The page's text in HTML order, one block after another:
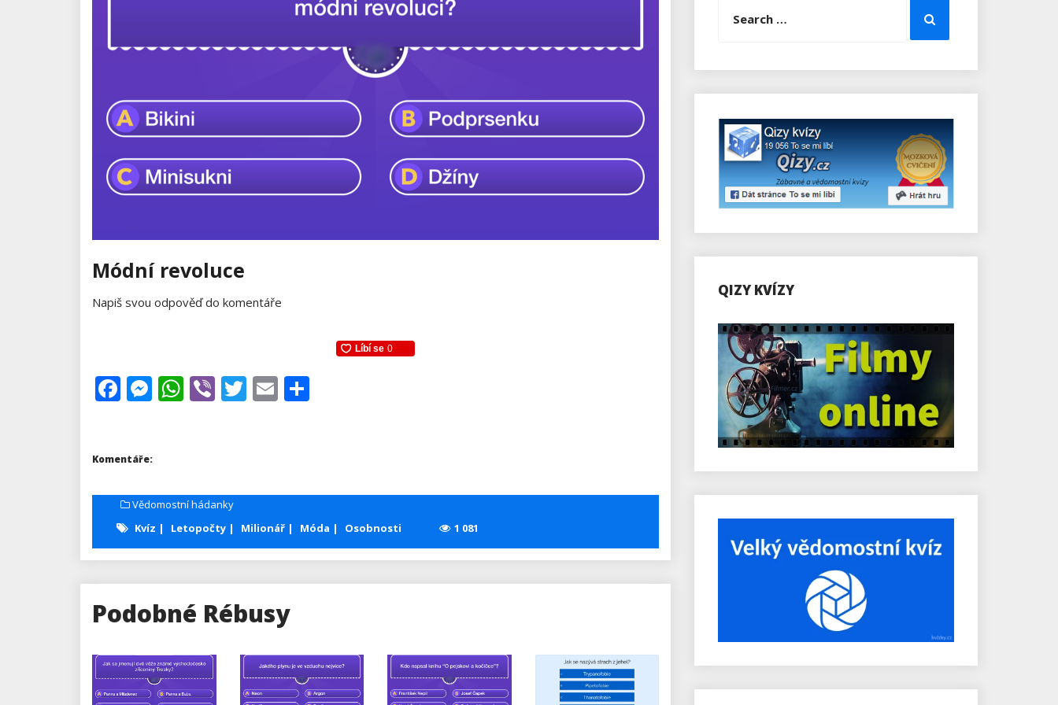
Módní revoluce
Napiš svou odpověď do komentáře
Facebook
Messenger
WhatsApp
ViberTwitter
Email
Komentáře:
Vědomostní hádanky
Kvíz
Letopočty Milionář Móda Osobnosti 1 081
Podobné Rébusy
for:
Search
QIZY KVÍZY